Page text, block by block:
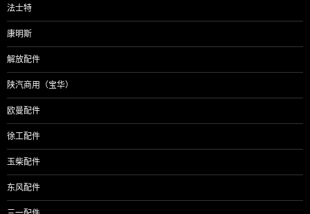
法士特
康明斯
解放配件
陕汽商用（宝华）
欧曼配件
徐工配件
玉柴配件
东风配件